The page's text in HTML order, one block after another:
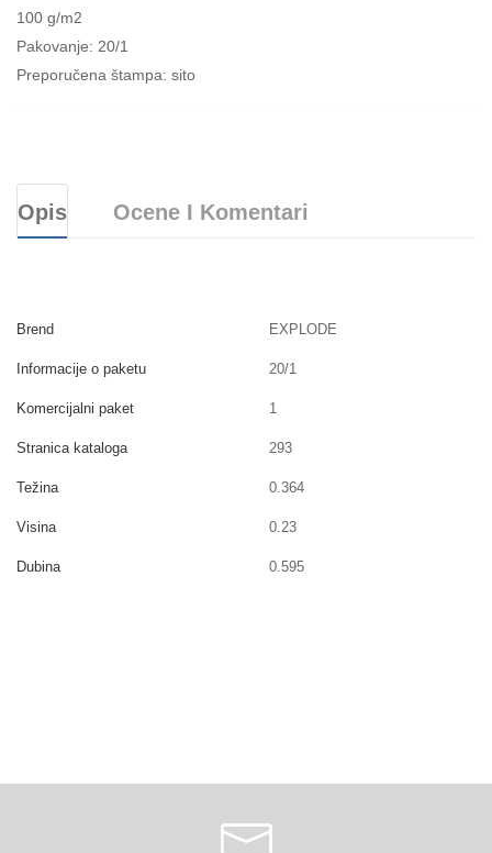
100 g/m2
Pakovanje: 20/1
Preporučena štampa: sito
Opis Ocene I Komentari
Brend EXPLODE
Informacije o paketu 20/1
Komercijalni paket 1
Stranica kataloga 293
Težina 0.364
Visina 0.23
Dubina 0.595